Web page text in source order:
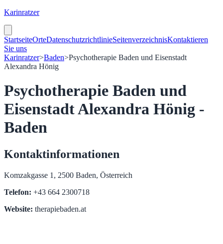
Karinratzer
StartseiteOrteDatenschutzrichtlinieSeitenverzeichnisKontaktieren
Sie uns
Karinratzer>Baden>Psychotherapie Baden und Eisenstadt
Alexandra Hönig
Psychotherapie Baden und
Eisenstadt Alexandra Hönig -
Baden
Kontaktinformationen
Komzakgasse 1, 2500 Baden, Österreich
Telefon: +43 664 2300718
Website: therapiebaden.at